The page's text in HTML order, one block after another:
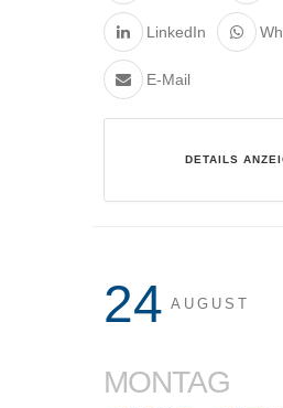
LinkedIn
E-Mail
DETAILS
24 AUGUST
MONTAG